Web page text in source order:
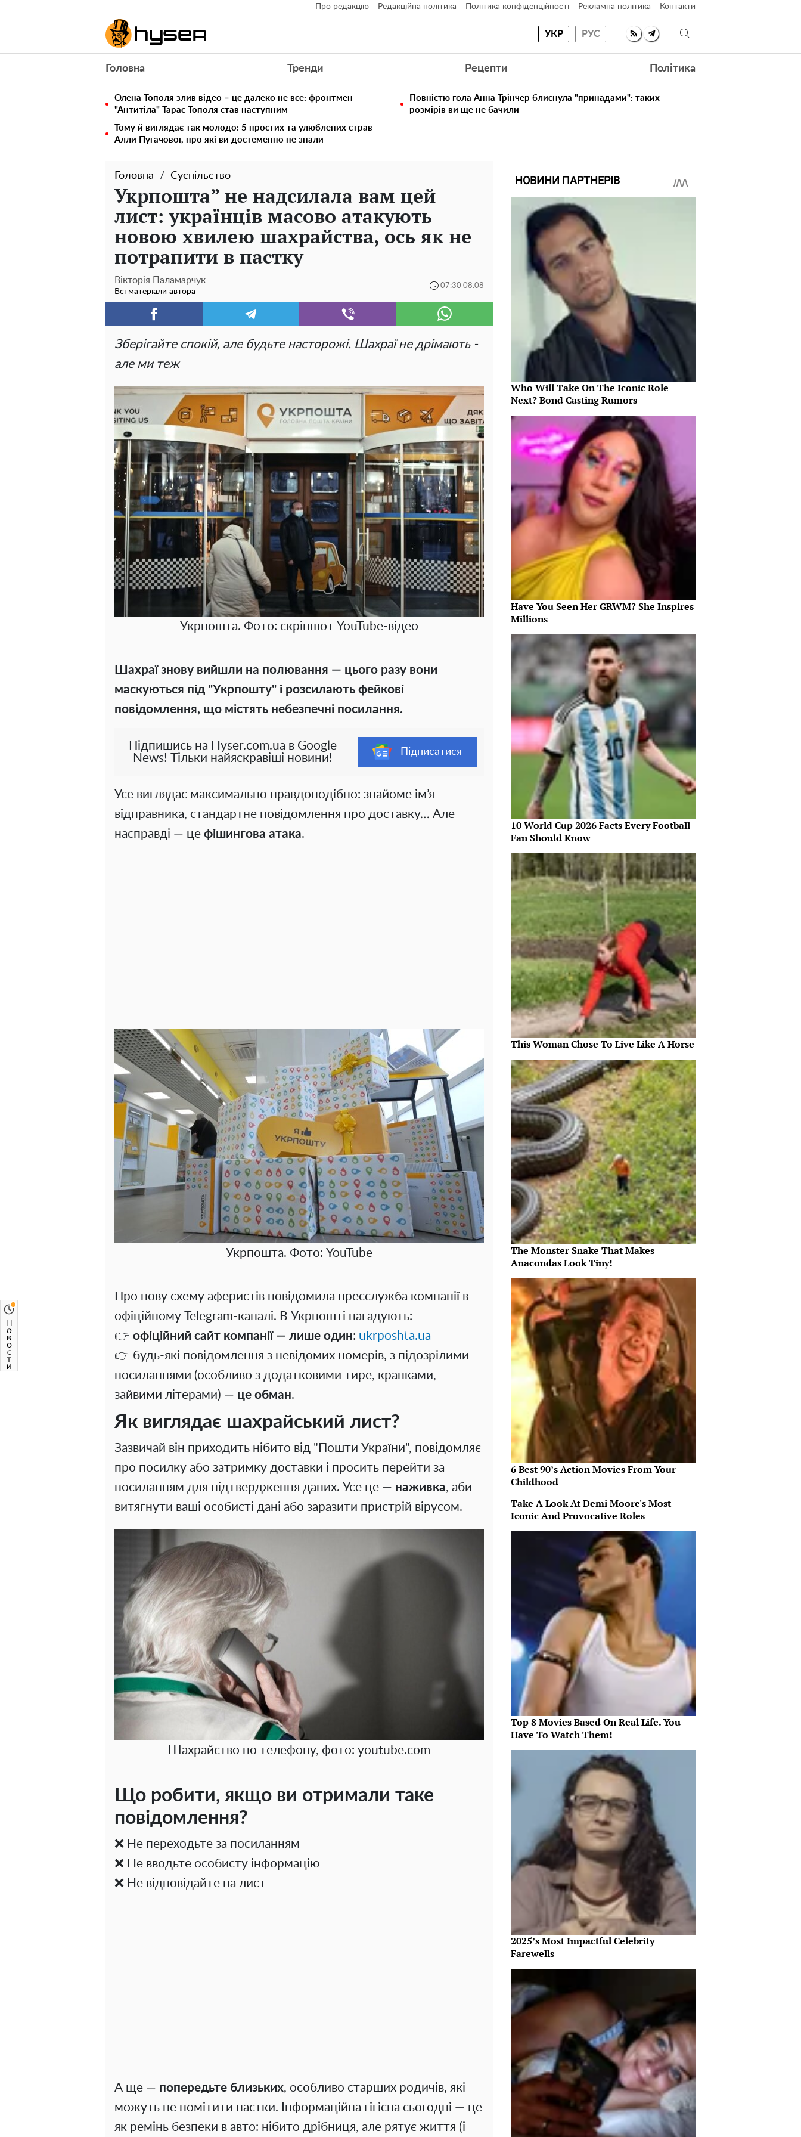
Про редакцію Редакційна політика Політика конфіденційності Рекламна політика Контакти
УКР РУС
Головна Тренди Рецепти Політика
Олена Тополя злив відео – це далеко не все: фронтмен
"Антитіла" Тарас Тополя став наступним
Повністю гола Анна Трінчер блиснула "принадами": таких
розмірів ви ще не бачили
Тому й виглядає так молодо: 5 простих та улюблених страв
Алли Пугачової, про які ви достеменно не знали
Головна Суспільство
Укрпошта” не надсилала вам цей
лист: українців масово атакують
новою хвилею шахрайства, ось як не
потрапити в пастку
Вікторія Паламарчук
Всі матеріали автора
07:30 08.08
Зберігайте спокій, але будьте насторожі. Шахраї не дрімають -
але ми теж
Укрпошта. Фото: скріншот YouTube-відео
Шахраї знову вийшли на полювання — цього разу вони
маскуються під "Укрпошту" і розсилають фейкові
повідомлення, що містять небезпечні посилання.
Підпишись на Hyser.com.ua в Google
News! Тільки найяскравіші новини!
Підписатися
Усе виглядає максимально правдоподібно: знайоме ім’я
відправника, стандартне повідомлення про доставку… Але
насправді — це фішингова атака.
Укрпошта. Фото: YouTube
Про нову схему аферистів повідомила пресслужба компанії в
офіційному Telegram-каналі. В Укрпошті нагадують:
👉 офіційний сайт компанії — лише один: ukrposhta.ua
👉 будь-які повідомлення з невідомих номерів, з підозрілими
посиланнями (особливо з додатковими тире, крапками,
зайвими літерами) — це обман.
Як виглядає шахрайський лист?
Зазвичай він приходить нібито від "Пошти України", повідомляє
про посилку або затримку доставки і просить перейти за
посиланням для підтвердження даних. Усе це — наживка, аби
витягнути ваші особисті дані або заразити пристрій вірусом.
Шахрайство по телефону, фото: youtube.com
Що робити, якщо ви отримали таке
повідомлення?
❌ Не переходьте за посиланням
❌ Не вводьте особисту інформацію
❌ Не відповідайте на лист
А ще — попередьте близьких, особливо старших родичів, які
можуть не помітити пастки. Інформаційна гігієна сьогодні — це
як ремінь безпеки в авто: нібито дрібниця, але рятує життя (і
НОВИНИ ПАРТНЕРІВ
Who Will Take On The Iconic Role
Next? Bond Casting Rumors
Have You Seen Her GRWM? She Inspires
Millions
10 World Cup 2026 Facts Every Football
Fan Should Know
This Woman Chose To Live Like A Horse
The Monster Snake That Makes
Anacondas Look Tiny!
6 Best 90’s Action Movies From Your
Childhood
Take A Look At Demi Moore's Most
Iconic And Provocative Roles
Top 8 Movies Based On Real Life. You
Have To Watch Them!
2025’s Most Impactful Celebrity
Farewells